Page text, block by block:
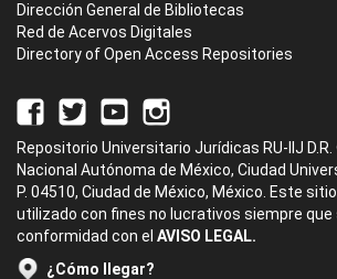
Dirección General de Bibliotecas
Red de Acervos Digitales
Directory of Open Access Repositories
Repositorio Universitario Jurídicas RU-IIJ
Nacional Autónoma de México, Ciudad
P. 04510, Ciudad de México, México. Este
utilizado con fines no lucrativos siempre
conformidad con el AVISO LEGAL.
¿Cómo llegar?